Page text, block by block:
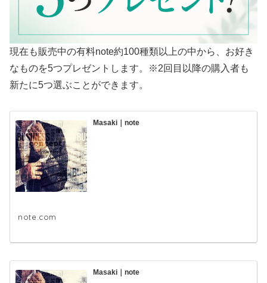
現在も販売中の有料note約100種類以上の中から、お好き
なものを5つプレゼントします。※2回目以降の購入者も
新たに5つ選ぶことができます。
Masaki｜note
note.com
Masaki｜note